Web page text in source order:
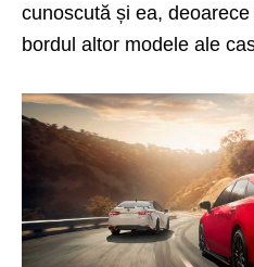
cunoscută și ea,
bordul altor modele ale